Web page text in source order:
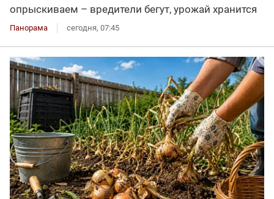
опрыскиваем – вредители бегут, урожай хранится
Панорама сегодня, 07:45